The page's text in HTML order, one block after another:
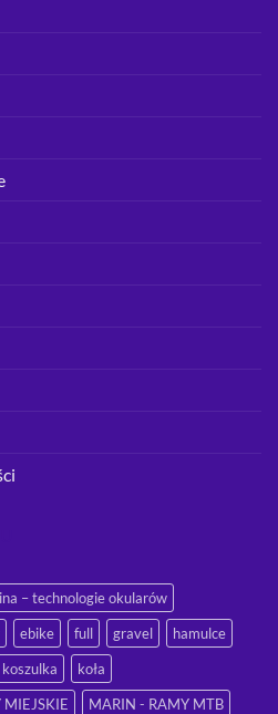
– technologie okularów
ebike full gravel
hamulce
koszulka
koła
MIEJSKIE
MARIN - RAMY MTB